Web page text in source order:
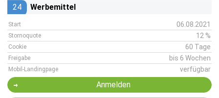
24 Werbemittel
Start 06.08.2021
Stornoquote 12 %
Cookie 60 Tage
Freigabe bis 6 Wochen
Mobil-Landingpage verfügbar
Anmelden